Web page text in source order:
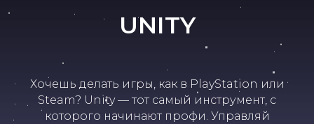
UNITY
Хочешь делать игры, как в PlayStation или
Steam? Unity — тот самый инструмент, с
которого начинают профи. Управляй